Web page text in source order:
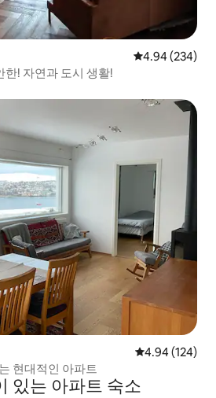
평점 4.94점(5
4.94 (234)
! 자연과 도시 생활!
평점 4.94점(5
4.94 (124)
현대적인 아파트
있는 아파트 숙소